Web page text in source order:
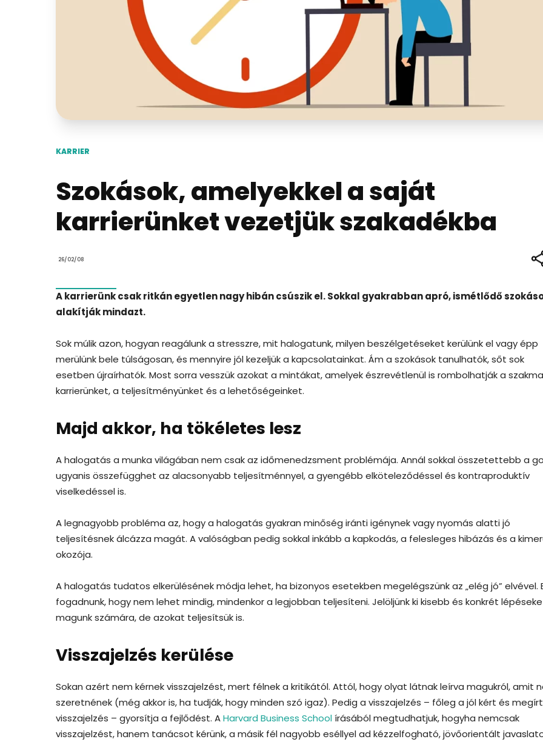
KARRIER
Szokások, amelyekkel a saját
karrierünket vezetjük szakadékba
26/02/08
A karrierünk csak ritkán egyetlen nagy hibán csúszik el. Sokkal gyakrabban apró, ismétlődő
alakítják mindazt.
Sok múlik azon, hogyan reagálunk a stresszre, mit halogatunk, milyen beszélgetéseket kerülünk el vagy épp
merülünk bele túlságosan, és mennyire jól kezeljük a kapcsolatainkat. Ám a szokások tanulhatók, sőt sok
esetben újraírhatók. Most sorra vesszük azokat a mintákat, amelyek észrevétlenül is rombolhatják a
karrierünket, a teljesítményünket és a lehetőségeinket.
Majd akkor, ha tökéletes lesz
A halogatás a munka világában nem csak az időmenedzsment problémája. Annál sokkal összetettebb a
ugyanis összefügghet az alacsonyabb teljesítménnyel, a gyengébb elköteleződéssel és kontraproduktív
viselkedéssel is.
A legnagyobb probléma az, hogy a halogatás gyakran minőség iránti igénynek vagy nyomás alatti jó
teljesítésnek álcázza magát. A valóságban pedig sokkal inkább a kapkodás, a felesleges hibázás és a
okozója.
A halogatás tudatos elkerülésének módja lehet, ha bizonyos esetekben megelégszünk az „elég jó” elvével.
fogadnunk, hogy nem lehet mindig, mindenkor a legjobban teljesíteni. Jelöljünk ki kisebb és konkrét
magunk számára, de azokat teljesítsük is.
Visszajelzés kerülése
Sokan azért nem kérnek visszajelzést, mert félnek a kritikától. Attól, hogy olyat látnak leírva magukról, amit
szeretnének (még akkor is, ha tudják, hogy minden szó igaz). Pedig a visszajelzés – főleg a jól kért és megírt
visszajelzés – gyorsítja a fejlődést. AHarvard Business Schoolírásából megtudhatjuk, hogyha nemcsak
visszajelzést, hanem tanácsot kérünk, a másik fél nagyobb eséllyel ad kézzelfogható, jövőorientált